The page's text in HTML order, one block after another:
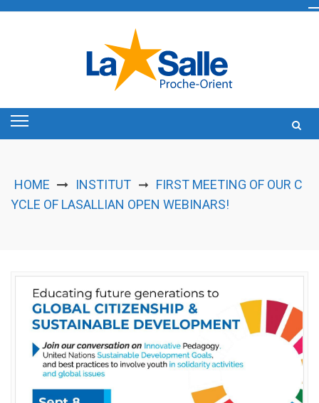
HOME INSTITUT ➞ FIRST MEETING OF OUR C
YCLE OF LASALLIAN OPEN WEBINARS!